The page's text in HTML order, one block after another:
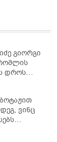
გიორგი
დროს
ვინც
იცოდეს,